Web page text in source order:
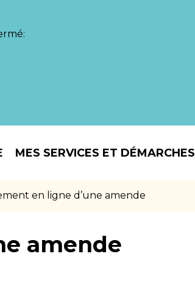
MES SERVICES ET DÉMARCHES
en ligne d’une amende
amende